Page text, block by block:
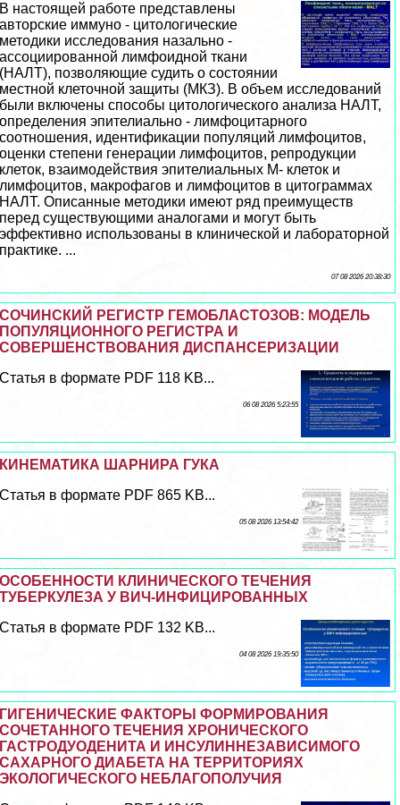
В настоящей работе представлены
авторские иммуно - цитологические
методики исследования назально -
ассоциированной лимфоидной ткани
(НАЛТ), позволяющие судить о состоянии
местной клеточной защиты (МКЗ). В объем исследований
были включены способы цитологического анализа НАЛТ,
определения эпителиально - лимфоцитарного
соотношения, идентификации популяций лимфоцитов,
оценки степени генерации лимфоцитов, репродукции
клеток, взаимодействия эпителиальных М- клеток и
лимфоцитов, макрофагов и лимфоцитов в цитограммах
НАЛТ. Описанные методики имеют ряд преимуществ
перед существующими аналогами и могут быть
эффективно использованы в клинической и лабораторной
пpaктике. ...
07 08 2026 20:38:30
СОЧИНСКИЙ РЕГИСТР ГЕМОБЛАСТОЗОВ: МОДЕЛЬ
ПОПУЛЯЦИОННОГО РЕГИСТРА И
СОВЕРШЕНСТВОВАНИЯ ДИСПАНСЕРИЗАЦИИ
Статья в формате PDF 118 KB...
06 08 2026 5:23:55
КИНЕМАТИКА ШАРНИРА ГУКА
Статья в формате PDF 865 KB...
05 08 2026 13:54:42
ОСОБЕННОСТИ КЛИНИЧЕСКОГО ТЕЧЕНИЯ
ТУБЕРКУЛЕЗА У ВИЧ-ИНФИЦИРОВАННЫХ
Статья в формате PDF 132 KB...
04 08 2026 19:35:50
ГИГЕНИЧЕСКИЕ ФАКТОРЫ ФОРМИРОВАНИЯ
СОЧЕТАННОГО ТЕЧЕНИЯ ХРОНИЧЕСКОГО
ГАСТРОДУОДЕНИТА И ИНСУЛИННЕЗАВИСИМОГО
САХАРНОГО ДИАБЕТА НА ТЕРРИТОРИЯХ
ЭКОЛОГИЧЕСКОГО НЕБЛАГОПОЛУЧИЯ